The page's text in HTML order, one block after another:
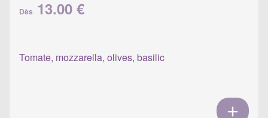
Dès 13.00 €
Tomate, mozzarella, olives, basilic